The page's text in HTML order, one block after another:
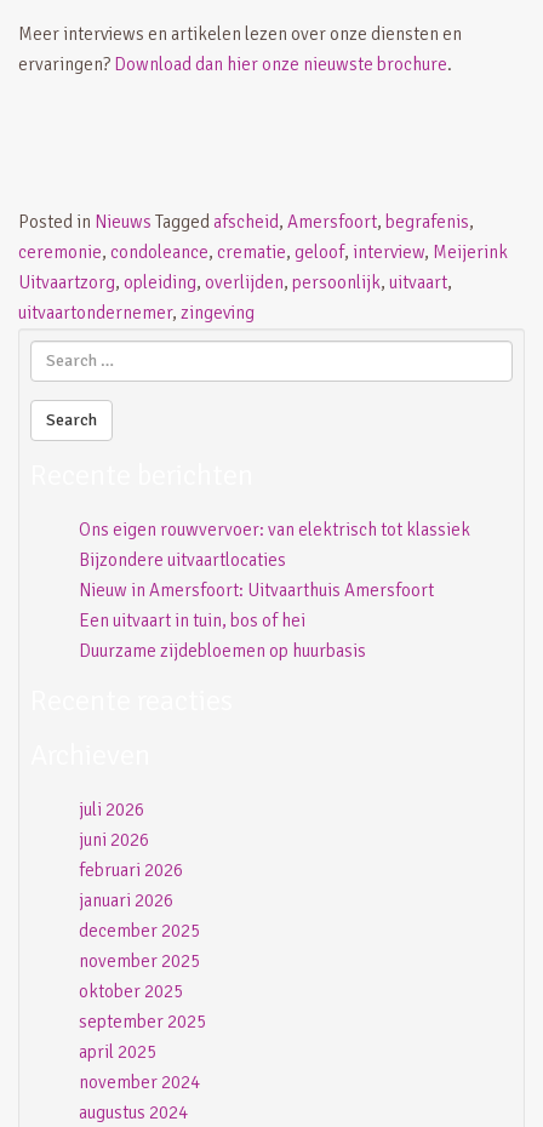
Meer interviews en artikelen lezen over onze diensten en
ervaringen? Download dan hier onze nieuwste brochure.
Posted in Nieuws Taggedafscheid, Amersfoort, begrafenis,
ceremonie, condoleance, crematie, geloof, interview, Meijerink
Uitvaartzorg, opleiding, overlijden, persoonlijk, uitvaart,
uitvaartondernemer, zingeving
Ons eigen rouwvervoer: van elektrisch tot klassiek
Bijzondere uitvaartlocaties
Nieuw in Amersfoort: Uitvaarthuis Amersfoort
Een uitvaart in tuin, bos of hei
Duurzame zijdebloemen op huurbasis
juli 2026
juni 2026
februari 2026
januari 2026
december 2025
november 2025
oktober 2025
september 2025
april 2025
november 2024
augustus 2024